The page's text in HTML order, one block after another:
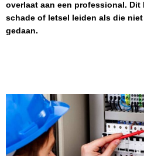
overlaat aan een professional.
schade of letsel leiden als die
gedaan.